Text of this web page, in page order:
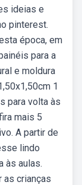
ideias e
pinterest.
época, em
para a
e moldura
1
para volta às
mais 5
A partir de
lindo
às aulas.
as crianças